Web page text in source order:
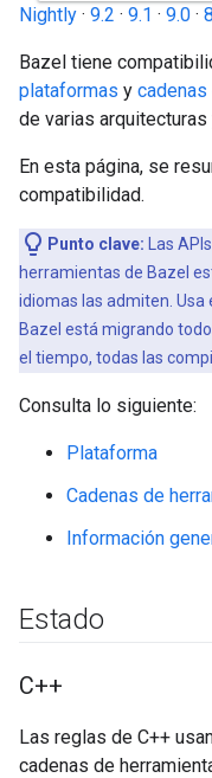
Nightly · 9.2 · 9.1 · 9.0 ·
Bazel tiene
plataformas y cadenas
de varias
En esta página, se
compatibilidad.
Punto clave: Las
herramientas de Bazel
idiomas las admiten. Usa
Bazel está migrando
el tiempo, todas las
Consulta lo siguiente:
Plataforma
Cadenas de
Información
Estado
C++
Las reglas de C++
cadenas de